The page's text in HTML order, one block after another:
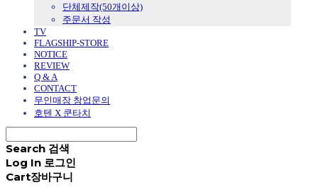
단체제작(50개이상)
주문서 작성
TV
FLAGSHIP-STORE
NOTICE
REVIEW
Q & A
CONTACT
무인매장 창업문의
호텐 X 쿤타치
Search 검색
Log In 로그인
Cart장바구니